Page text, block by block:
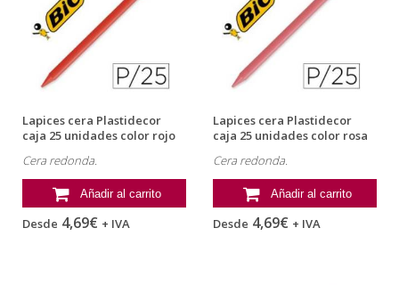
Lapices cera Plastidecor
caja 25 unidades color rojo
Cera redonda.
Añadir al carrito
Desde 4,69€ + IVA
Lapices cera Plastidecor
caja 25 unidades color rosa
Cera redonda.
Añadir al carrito
Desde 4,69€ + IVA